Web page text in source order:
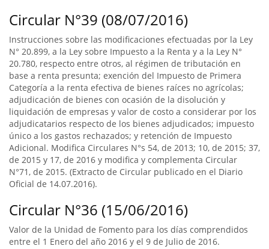
Circular N°39 (08/07/2016)
Instrucciones sobre las modificaciones efectuadas por la Ley
N° 20.899, a la Ley sobre Impuesto a la Renta y a la Ley N°
20.780, respecto entre otros, al régimen de tributación en
base a renta presunta; exención del Impuesto de Primera
Categoría a la renta efectiva de bienes raíces no agrícolas;
adjudicación de bienes con ocasión de la disolución y
liquidación de empresas y valor de costo a considerar por los
adjudicatarios respecto de los bienes adjudicados; impuesto
único a los gastos rechazados; y retención de Impuesto
Adicional. Modifica Circulares N°s 54, de 2013; 10, de 2015; 37,
de 2015 y 17, de 2016 y modifica y complementa Circular
N°71, de 2015. (Extracto de Circular publicado en el Diario
Oficial de 14.07.2016).
Circular N°36 (15/06/2016)
Valor de la Unidad de Fomento para los días comprendidos
entre el 1 Enero del año 2016 y el 9 de Julio de 2016.